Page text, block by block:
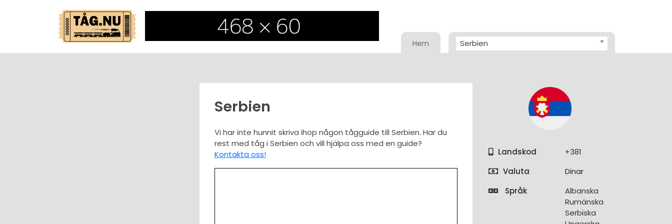
Hem Serbien
Serbien
Vi har inte hunnit skriva ihop någon tågguide till Serbien. Har du
rest med tåg i Serbien och vill hjälpa oss med en guide?
Kontakta oss!
Landskod
+381
Valuta
Dinar
Språk
Albanska
Rumänska
Serbiska